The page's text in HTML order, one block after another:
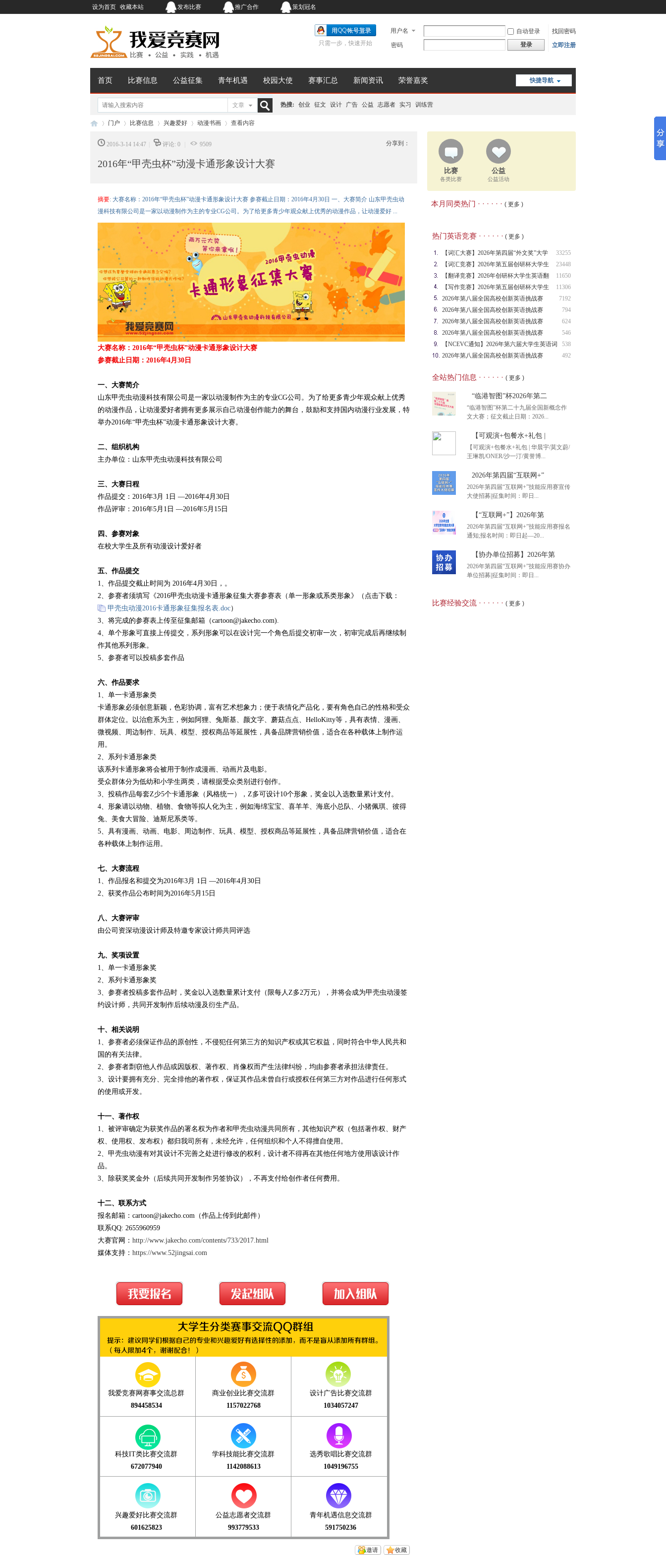
设为首页 收藏本站 发布比赛 推广合作 策划冠名
用户名 自动登录
找回密码
密码
登录 立即注册
只需一步，快速开始
快捷导航
首页 比赛信息 公益征集 青年机遇 校园大使 赛事汇总 新闻资讯 荣誉嘉奖
文章
索
热搜: 创业 征文 设计 广告 公益 志愿者 实习 训练营
›
门户
›
比赛信息
›
兴趣爱好
›
动漫书画
›
查看内容
分享到：
2016-3-14 14:47 评论: 0 9509
2016年“甲壳虫杯”动漫卡通形象设计大赛
摘要: 大赛名称：2016年“甲壳虫杯”动漫卡通形象设计大赛 参赛截止日期：2016年4月30日 一、大赛简介 山东甲壳虫动
漫科技有限公司是一家以动漫制作为主的专业CG公司。为了给更多青少年观众献上优秀的动漫作品，让动漫爱好 ...
大赛名称：2016年“甲壳虫杯”动漫卡通形象设计大赛
参赛截止日期：2016年4月30日
一、大赛简介
山东甲壳虫动漫科技有限公司是一家以动漫制作为主的专业CG公司。为了给更多青少年观众献上优秀
的动漫作品，让动漫爱好者拥有更多展示自己动漫创作能力的舞台，鼓励和支持国内动漫行业发展，特
举办2016年“甲壳虫杯”动漫卡通形象设计大赛。
二、组织机构
主办单位：山东甲壳虫动漫科技有限公司
三、 大赛 日程
作品提交：2016年3月 1日 —2016年4月30日
作品评审：2016年5月1日 —2016年5月15日
四、参赛对象
在校大学生及所有动漫设计爱好者
五、作品提交
1、作品提交截止时间为 2016年4月30日，。
2、参赛者须填写《2016甲壳虫动漫卡通形象征集大赛参赛表（单一形象或系类形象》（点击下载：
甲壳虫动漫2016卡通形象征集报名表.doc）
3、将完成的参赛表上传至征集邮箱（cartoon@jakecho.com).
4、单个形象可直接上传提交，系列形象可以在设计完一个角色后提交初审一次，初审完成后再继续制
作其他系列形象。
5、参赛者可以投稿多套作品
六、作品要求
1、单一卡通形象类
卡通形象必须创意新颖，色彩协调，富有艺术想象力；便于表情化产品化，要有角色自己的性格和受众
群体定位。以治愈系为主，例如阿狸、兔斯基、颜文字、蘑菇点点、HelloKitty等，具有表情、漫画、
微视频、周边制作、玩具、模型、授权商品等延展性，具备品牌营销价值，适合在各种载体上制作运
用。
2、系列卡通形象类
该系列卡通形象将会被用于制作成漫画、动画片及电影。
受众群体分为低幼和小学生两类，请根据受众类别进行创作。
3、投稿作品每套Z少5个卡通形象（风格统一），Z多可设计10个形象，奖金以入选数量累计支付。
4、形象请以动物、植物、食物等拟人化为主，例如海绵宝宝、喜羊羊、海底小总队、小猪佩琪、彼得
兔、美食大冒险、迪斯尼系类等。
5、具有漫画、动画、电影、周边制作、玩具、模型、授权商品等延展性，具备品牌营销价值，适合在
各种载体上制作运用。
七、大赛流程
1、作品报名和提交为2016年3月 1日 —2016年4月30日
2、获奖作品公布时间为2016年5月15日
八、大赛评审
由公司资深动漫设计师及特邀专家设计师共同评选
九、奖项设置
1、单一卡通形象奖
2、系列卡通形象奖
3、参赛者投稿多套作品时，奖金以入选数量累计支付（限每人Z多2万元），并将会成为甲壳虫动漫签
约设计师，共同开发制作后续动漫及衍生产品。
十、相关说明
1、参赛者必须保证作品的原创性，不侵犯任何第三方的知识产权或其它权益，同时符合中华人民共和
国的有关法律。
2、参赛者剽窃他人作品或因版权、著作权、肖像权而产生法律纠纷，均由参赛者承担法律责任。
3、设计要拥有充分、完全排他的著作权，保证其作品未曾自行或授权任何第三方对作品进行任何形式
的使用或开发。
十一、著作权
1、被评审确定为获奖作品的署名权为作者和甲壳虫动漫共同所有，其他知识产权（包括著作权、财产
权、使用权、发布权）都归我司所有，未经允许，任何组织和个人不得擅自使用。
2、甲壳虫动漫有对其设计不完善之处进行修改的权利，设计者不得再在其他任何地方使用该设计作
品。
3、除获奖奖金外（后续共同开发制作另签协议），不再支付给创作者任何费用。
十二、联系方式
报名邮箱：cartoon@jakecho.com（作品上传到此邮件）
联系QQ: 2655960959
大赛官网： http://www.jakecho.com/contents/733/2017.html
媒体支持： https://www.52jingsai.com
我爱竞赛网赛事交流总群
894458534
商业创业比赛交流群
1157022768
设计广告比赛交流群
1034057247
科技IT类比赛交流群
672077940
学科技能比赛交流群
1142088613
选秀歌唱比赛交流群
1049196755
兴趣爱好比赛交流群
601625823
公益志愿者交流群
993779533
青年机遇信息交流群
591750236
收藏
邀请
比赛
各类比赛
公益
公益活动
本月同类热门 · · · · · · ( 更多 )
热门英语竞赛 · · · · · · ( 更多 )
33255
【词汇大赛】2026年第四届“外文奖”大学
生
23448
【词汇竞赛】2026年第五届创研杯大学生
英语
11650
【翻译竞赛】2026年创研杯大学生英语翻
译竞
11306
【写作竞赛】2026年第五届创研杯大学生
英语
7192
2026年第八届全国高校创新英语挑战赛
（NCIE
794
2026年第八届全国高校创新英语挑战赛
624
2026年第八届全国高校创新英语挑战赛
（NCIE
546
2026年第八届全国高校创新英语挑战赛
（NCIE
538
【NCEVC通知】2026年第六届大学生英语词
汇
492
2026年第八届全国高校创新英语挑战赛
全站热门信息 · · · · · · ( 更多 )
“临港智图”杯2026年第二
“临港智图”杯第二十九届全国新概念作
文大赛；征文截止日期：2026...
“临港智图”杯2026年第二
【可观演+包餐水+礼包 |
【可观演+包餐水+礼包 | 华晨宇/莫文蔚/
王琳凯/ONER/沙一汀/黄誉博...
【可观演+包餐水+礼包 |
2026年第四届“互联网+”
2026年第四届“互联网+”技能应用赛宣传
大使招募||征集时间：即日...
2026年第四届“互联网+”
【“互联网+”】2026年第
2026年第四届“互联网+”技能应用赛报名
通知;报名时间：即日起—20...
【“互联网+”】2026年第
【协办单位招募】2026年第
2026年第四届“互联网+”技能应用赛协办
单位招募||征集时间：即日...
比赛经验交流 · · · · · · ( 更多 )